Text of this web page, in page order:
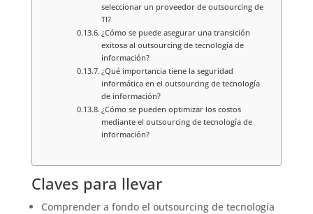
seleccionar un proveedor de outsourcing de
TI?
¿Cómo se puede asegurar una transición
exitosa al outsourcing de tecnología de
información?
¿Qué importancia tiene la seguridad
informática en el outsourcing de tecnología
de información?
¿Cómo se pueden optimizar los costos
mediante el outsourcing de tecnología de
información?
Claves para llevar
Comprender a fondo el outsourcing de tecnología